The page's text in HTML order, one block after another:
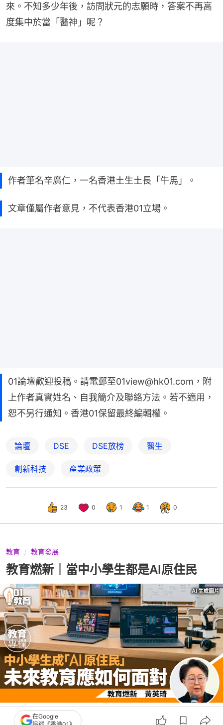
來。不知多少年後，訪問狀元的志願時，答案不再高
度集中於當「醫神」呢？
作者筆名辛廣仁，一名香港土生土長「牛馬」。
文章僅屬作者意見，不代表香港01立場。
01論壇歡迎投稿。請電郵至01view@hk01.com，附
上作者真實姓名、自我簡介及聯絡方法。若不適用，
恕不另行通知。香港01保留最終編輯權。
論壇 DSE DSE放榜 醫生
創新科技 產業政策
23 0 1 1 0
教育 教育發展
教育燃新｜當中小學生都是AI原住民
撰文：教育燃新
出版： 2026-07-14 12:00
在Google